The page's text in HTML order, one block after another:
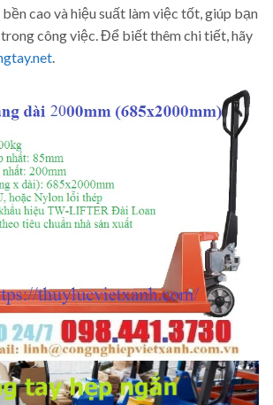
cao và hiệu suất làm việc tốt, giúp bạn
trong công việc. Để biết thêm chi tiết, hãy